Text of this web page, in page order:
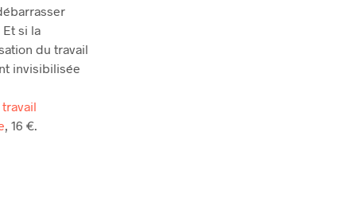
si la
du travail
invisibilisée
, 16 €.